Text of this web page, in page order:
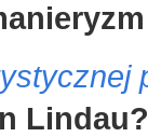
Lindau?